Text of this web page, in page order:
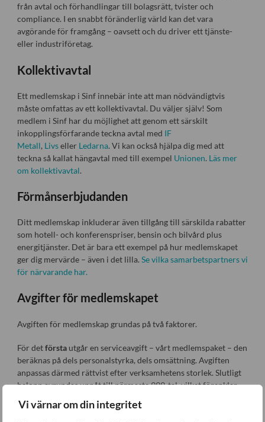
Vi värnar om din integritet
från avtal och förhandlingar till bolagsrätt, tvister och
compliance. I en snabbt föränderlig värld kan det vara
avgörande för framgång – oavsett och du driver ett tjänste-
eller industriföretag.
Kollektivavtal
Ett medlemskap i Sinf innebär inte att man nödvändigtvis
måste omfattas av ett kollektivavtal. Du väljer själv! Som
medlem i Sinf har du möjlighet att genom ett särskilt
inkopplingsförfarande teckna avtal med IF
Metall, Livseller Ledarna. Vi kan också hjälpa dig med att
teckna så kallat hängavtal med till exempel Unionen. Läs mer
om kollektivavtal.
Förmånserbjudanden
Ditt medlemskap inkluderar även tillgång till särskilda rabatter
som hotell- och konferenspriser, bensin och bilvård plus
energitjänster. Det är bara ett exempel på hur medlemskapet
ger dig mervärde – även i det lilla. Se vilka samarbetspartners vi
för närvarande har.
Avgifter för medlemskapet
Avgiften för medlemskap grundas på två faktorer.
För detförstautgår en serviceavgift – vårt medlemspaket – den
beräknas på dels personalstyrka, dels omsättning. Avgiften
anpassas därmed rättvist efter verksamhetens storlek. Slutligt
belopp avrundas uppåt till närmaste 999-tal, vilket förenklar
avdragsgill, och består av: